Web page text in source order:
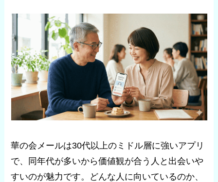
華の会メールは30代以上のミドル層に強いアプリ
で、同年代が多いから価値観が合う人と出会いや
すいのが魅力です。どんな人に向いているのか、